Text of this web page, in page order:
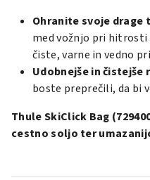
Ohranite svoje drage
med vožnjo pri hitrosti
čiste, varne in vedno
Udobnejše in čistejše
boste preprečili, da bi
Thule SkiClick Bag
cestno soljo ter